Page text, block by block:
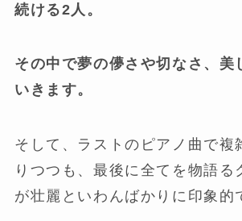
続ける2人。
その中で夢の儚さや切なさ、美
いきます。
そして、ラストのピアノ曲で複
りつつも、最後に全てを物語る
が壮麗といわんばかりに印象的